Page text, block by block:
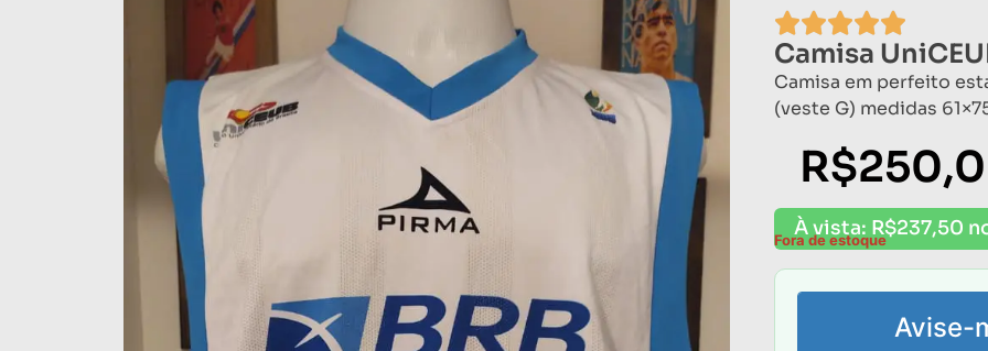
Camisa
Camisa em perfeito
(veste G) medidas
R$
À vista: R$237,50
Fora de estoque
Avise-